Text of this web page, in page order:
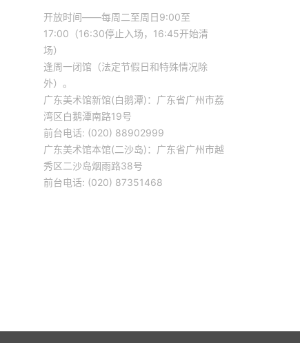
开放时间——每周二至周日9:00至
17:00（16:30停止入场，16:45开始清
场）
逢周一闭馆（法定节假日和特殊情况除
外）。
广东美术馆新馆(白鹅潭)：广东省广州市荔
湾区白鹅潭南路19号
前台电话: (020) 88902999
广东美术馆本馆(二沙岛)：广东省广州市越
秀区二沙岛烟雨路38号
前台电话: (020) 87351468